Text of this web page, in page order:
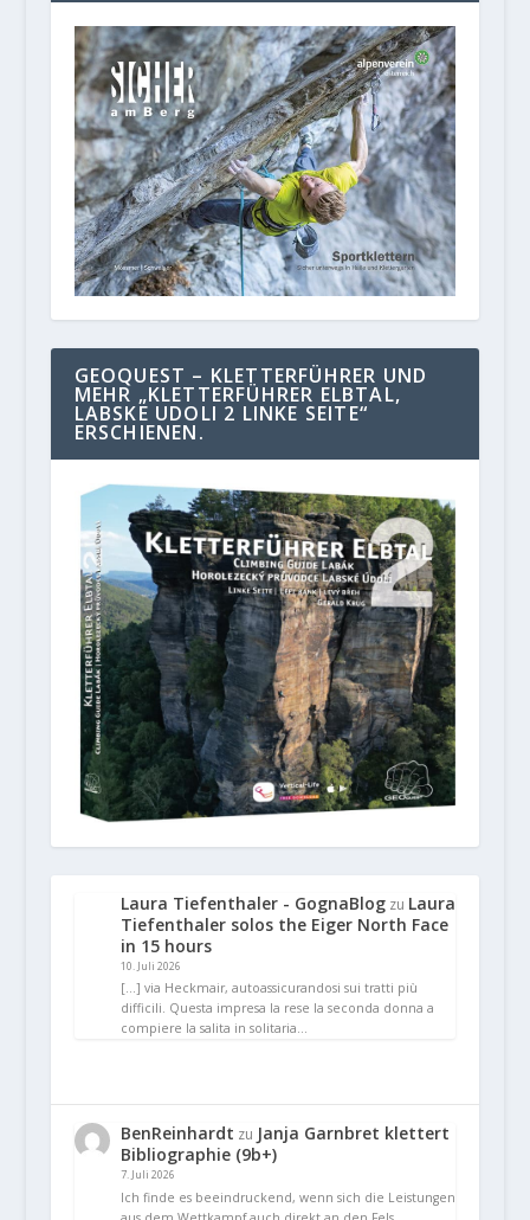
GEOQUEST – KLETTERFÜHRER UND
MEHR „KLETTERFÜHRER ELBTAL,
LABSKE UDOLI 2 LINKE SEITE“
ERSCHIENEN.
Laura Tiefenthaler - GognaBlogzu Laura
Tiefenthaler solos the Eiger North Face
in 15 hours
10. Juli 2026
[…] via Heckmair, autoassicurandosi sui tratti più
difficili. Questa impresa la rese la seconda donna a
compiere la salita in solitaria…
BenReinhardt zu Janja Garnbret klettert
Bibliographie (9b+)
7. Juli 2026
Ich finde es beeindruckend, wenn sich die Leistungen